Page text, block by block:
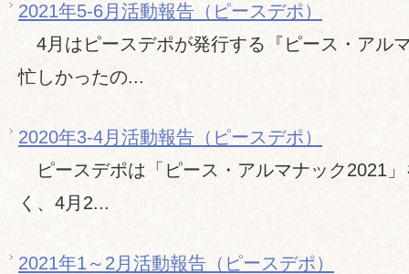
2021年5-6月活動報告（ピースデポ）
4月はピースデポが発行する『ピース・アル
忙しかったの...
2020年3-4月活動報告（ピースデポ）
ピースデポは「ピース・アルマナック2021
く、4月2...
2021年1～2月活動報告（ピースデポ）